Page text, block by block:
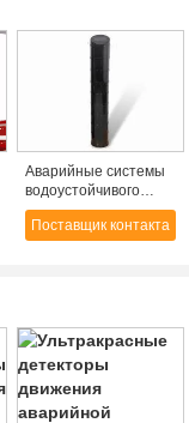
Аварийные системы
водоустойчивого
светоэлектрического
детектора луча
Поставщик контакта